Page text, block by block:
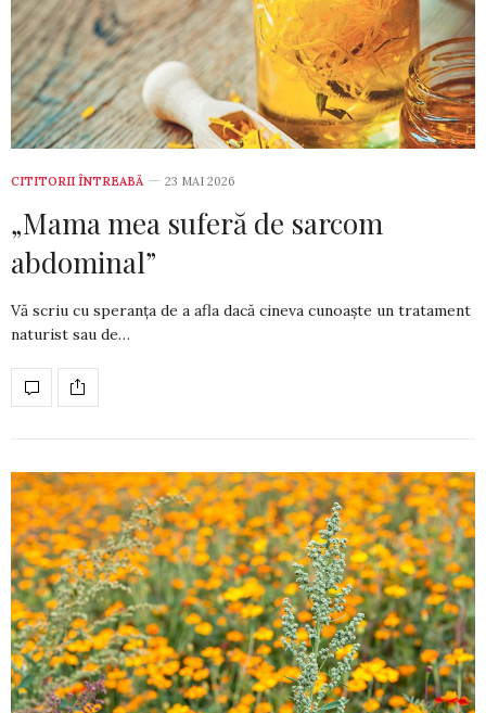
CITITORII ÎNTREABĂ 23 MAI 2026
„Mama mea suferă de sarcom
abdominal”
Vă scriu cu speranța de a afla dacă cineva cunoaște un tratament
naturist sau de…